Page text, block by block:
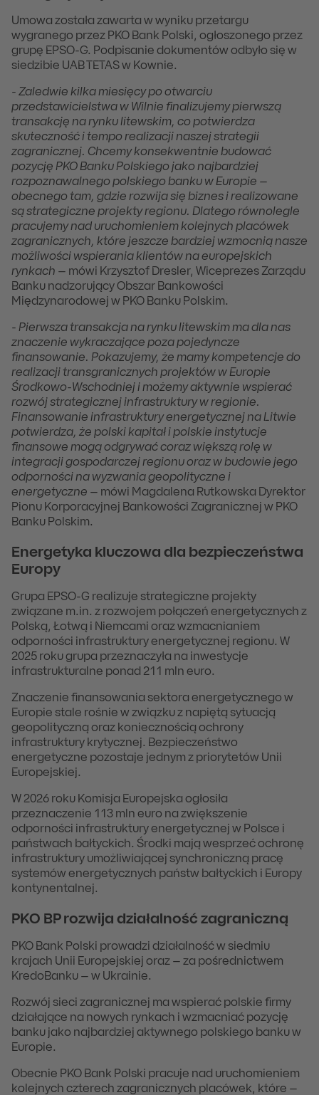
Umowa została zawarta w wyniku przetargu
wygranego przez PKO Bank Polski, ogłoszonego przez
grupę EPSO-G. Podpisanie dokumentów odbyło się w
siedzibie UAB TETAS w Kownie.
- Zaledwie kilka miesięcy po otwarciu
przedstawicielstwa w Wilnie finalizujemy pierwszą
transakcję na rynku litewskim, co potwierdza
skuteczność i tempo realizacji naszej strategii
zagranicznej. Chcemy konsekwentnie budować
pozycję PKO Banku Polskiego jako najbardziej
rozpoznawalnego polskiego banku w Europie –
obecnego tam, gdzie rozwija się biznes i realizowane
są strategiczne projekty regionu. Dlatego równolegle
pracujemy nad uruchomieniem kolejnych placówek
zagranicznych, które jeszcze bardziej wzmocnią nasze
możliwości wspierania klientów na europejskich
rynkach – mówi Krzysztof Dresler, Wiceprezes Zarządu
Banku nadzorujący Obszar Bankowości
Międzynarodowej w PKO Banku Polskim.
- Pierwsza transakcja na rynku litewskim ma dla nas
znaczenie wykraczające poza pojedyncze
finansowanie. Pokazujemy, że mamy kompetencje do
realizacji transgranicznych projektów w Europie
Środkowo-Wschodniej i możemy aktywnie wspierać
rozwój strategicznej infrastruktury w regionie.
Finansowanie infrastruktury energetycznej na Litwie
potwierdza, że polski kapitał i polskie instytucje
finansowe mogą odgrywać coraz większą rolę w
integracji gospodarczej regionu oraz w budowie jego
odporności na wyzwania geopolityczne i
energetyczne – mówi Magdalena Rutkowska Dyrektor
Pionu Korporacyjnej Bankowości Zagranicznej w PKO
Banku Polskim.
Energetyka kluczowa dla bezpieczeństwa
Europy
Grupa EPSO-G realizuje strategiczne projekty
związane m.in. z rozwojem połączeń energetycznych z
Polską, Łotwą i Niemcami oraz wzmacnianiem
odporności infrastruktury energetycznej regionu. W
2025 roku grupa przeznaczyła na inwestycje
infrastrukturalne ponad 211 mln euro.
Znaczenie finansowania sektora energetycznego w
Europie stale rośnie w związku z napiętą sytuacją
geopolityczną oraz koniecznością ochrony
infrastruktury krytycznej. Bezpieczeństwo
energetyczne pozostaje jednym z priorytetów Unii
Europejskiej.
W 2026 roku Komisja Europejska ogłosiła
przeznaczenie 113 mln euro na zwiększenie
odporności infrastruktury energetycznej w Polsce i
państwach bałtyckich. Środki mają wesprzeć ochronę
infrastruktury umożliwiającej synchroniczną pracę
systemów energetycznych państw bałtyckich i Europy
kontynentalnej.
PKO BP rozwija działalność zagraniczną
PKO Bank Polski prowadzi działalność w siedmiu
krajach Unii Europejskiej oraz – za pośrednictwem
KredoBanku – w Ukrainie.
Rozwój sieci zagranicznej ma wspierać polskie firmy
działające na nowych rynkach i wzmacniać pozycję
banku jako najbardziej aktywnego polskiego banku w
Europie.
Obecnie PKO Bank Polski pracuje nad uruchomieniem
kolejnych czterech zagranicznych placówek, które –